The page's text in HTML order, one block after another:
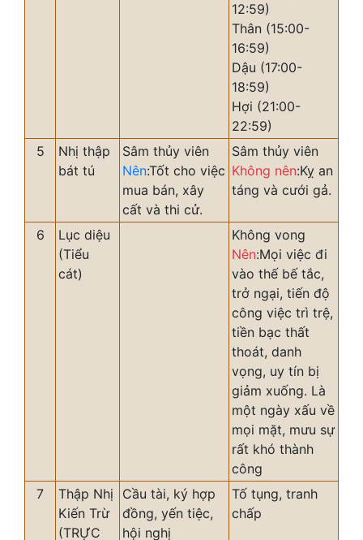
12:59)
Thân (15:00-
16:59)
Dậu (17:00-
18:59)
Hợi (21:00-
22:59)
5
Nhị thập
bát tú
Sâm thủy viên
Nên:Tốt cho việc
mua bán, xây
cất và thi cử.
Sâm thủy viên
Không nên:Kỵ an
táng và cưới gả.
6
Lục diệu
(Tiểu
cát)
Không vong
Nên:Mọi việc đi
vào thế bế tắc,
trở ngại, tiến độ
công việc trì trệ,
tiền bạc thất
thoát, danh
vọng, uy tín bị
giảm xuống. Là
một ngày xấu về
mọi mặt, mưu sự
rất khó thành
công
7
Thập Nhị
Kiến Trừ
(TRỰC
Cầu tài, ký hợp
đồng, yến tiệc,
hội nghị
Tố tụng, tranh
chấp